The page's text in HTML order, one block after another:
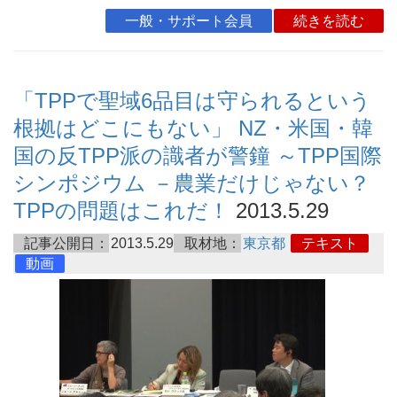
一般・サポート会員 続きを読む
「TPPで聖域6品目は守られるという
根拠はどこにもない」 NZ・米国・韓
国の反TPP派の識者が警鐘 ～TPP国際
シンポジウム －農業だけじゃない？
TPPの問題はこれだ！
2013.5.29
記事公開日： 2013.5.29 取材地： 東京都
テキスト
動画